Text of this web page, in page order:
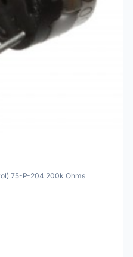
75-P-204 200k Ohms